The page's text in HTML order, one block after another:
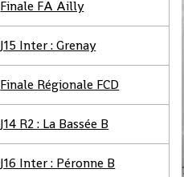
Finale FA Ailly
J15 Inter : Grenay
Finale Régionale FCD
J14 R2 : La Bassée B
J16 Inter : Péronne B